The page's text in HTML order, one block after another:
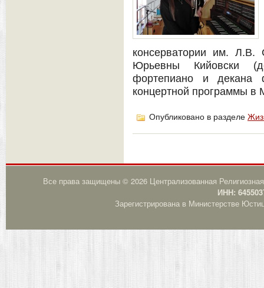
консерватории им. Л.В.
Юрьевны Кийовски
фортепиано и декана
концертной программы в
Опубликовано в разделе
Все права защищены © 2026 Централизованная
ИНН:
Зарегистрирована в Министерстве